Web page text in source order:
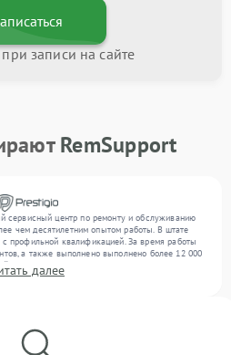
записи на сайте
RemSupport
сервисный центр по ремонту и обслуживанию
чем десятилетним опытом работы. В штате
профильной квалификацией. За время работы
а также выполнено выполнено более 12 000
центр поступает свыше 300 единиц техники,
любой сложности и обеспечиваем надежный
далее